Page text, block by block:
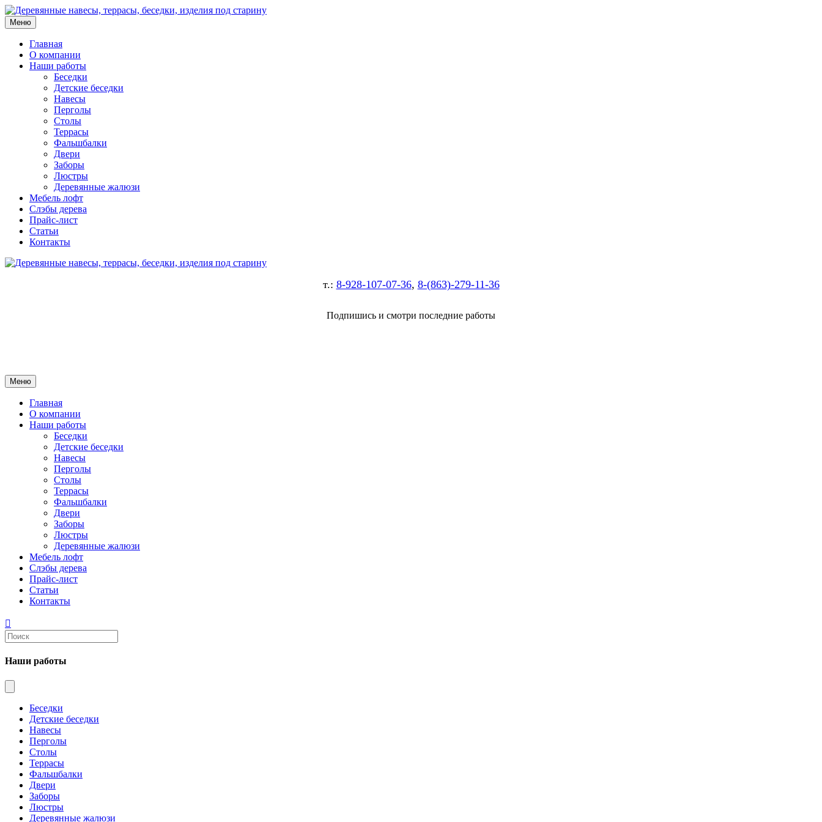
Меню
Главная
О компании
Наши работы
Беседки
Детские беседки
Навесы
Перголы
Столы
Террасы
Фальшбалки
Двери
Заборы
Люстры
Деревянные жалюзи
Мебель лофт
Слэбы дерева
Прайс-лист
Статьи
Контакты
т.: 8-928-107-07-36, 8-(863)-279-11-36
Подпишись и смотри последние работы
Меню
Главная
О компании
Наши работы
Беседки
Детские беседки
Навесы
Перголы
Столы
Террасы
Фальшбалки
Двери
Заборы
Люстры
Деревянные жалюзи
Мебель лофт
Слэбы дерева
Прайс-лист
Статьи
Контакты
Наши работы
Беседки
Детские беседки
Навесы
Перголы
Столы
Террасы
Фальшбалки
Двери
Заборы
Люстры
Деревянные жалюзи